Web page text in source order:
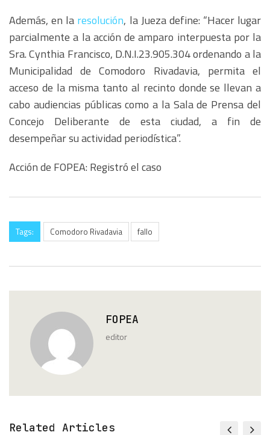
Además, en la resolución, la Jueza define: “Hacer lugar
parcialmente a la acción de amparo interpuesta por la
Sra. Cynthia Francisco, D.N.I.23.905.304 ordenando a la
Municipalidad de Comodoro Rivadavia, permita el
acceso de la misma tanto al recinto donde se llevan a
cabo audiencias públicas como a la Sala de Prensa del
Concejo Deliberante de esta ciudad, a fin de
desempeñar su actividad periodística”.
Acción de FOPEA: Registró el caso
Tags: Comodoro Rivadavia fallo
FOPEA
editor
Related Articles